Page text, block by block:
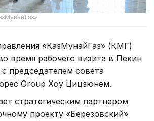
«КазМунайГаз» (КМГ)
время рабочего визита в Пекин
председателем совета
Group Хоу Цицзюнем.
стратегическим партнером
проекту «Березовский»